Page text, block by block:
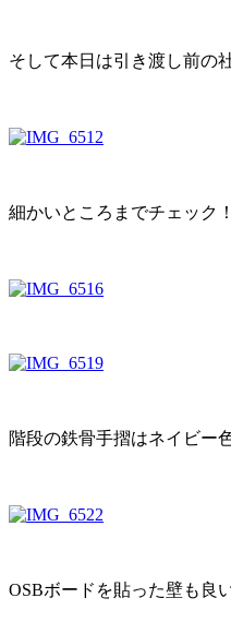
そして本日は引き渡し前の
細かいところまでチェック！
階段の鉄骨手摺はネイビー
OSBボードを貼った壁も良